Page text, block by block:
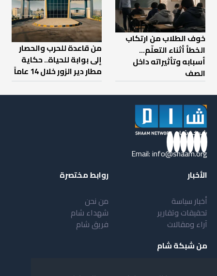
خوف الطلاب من ارتكاب
الخطأ أثناء التعلّم…
أسبابه وتأثيراته داخل
الصف
من قاعدة للحرب والحصار
إلى بوابة للحياة.. حكاية
مطار دير الزور خلال 14 عاماً
Email:info@shaam.org
الأخبار
أخبار سياسة
تحقيقات وتقارير
آراء ومقالات
روابط مختصرة
من نحن
شهداء شام
فريق شام
من شبكة شام